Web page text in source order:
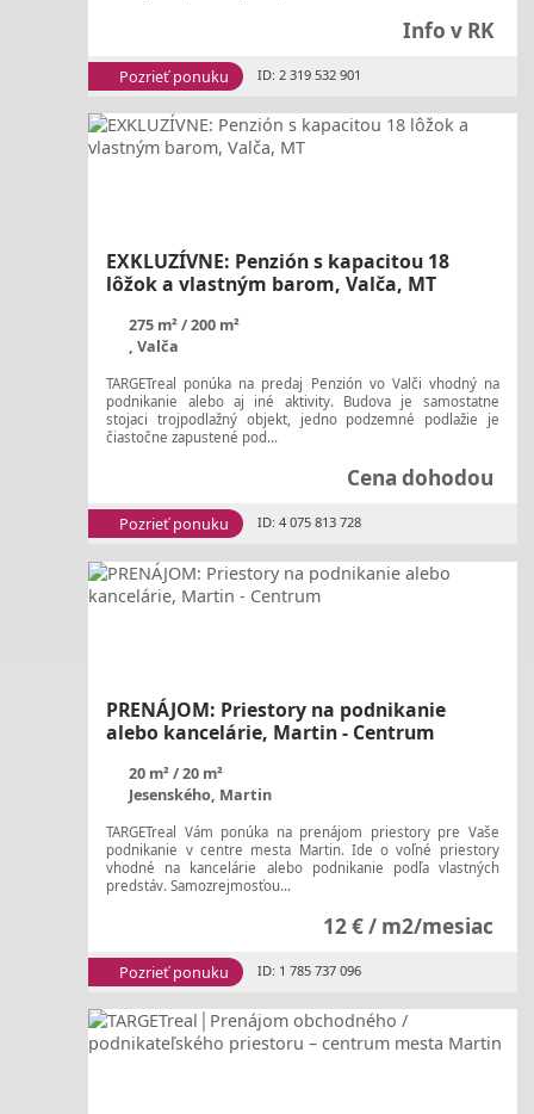
Info v RK
Pozrieť ponuku ID: 2 319 532 901
EXKLUZÍVNE: Penzión s kapacitou 18
lôžok a vlastným barom, Valča, MT
275 m²
200 m²
, Valča
TARGETreal ponúka na predaj Penzión vo Valči vhodný na
podnikanie alebo aj iné aktivity. Budova je samostatne
stojaci trojpodlažný objekt, jedno podzemné podlažie je
čiastočne zapustené pod...
Cena dohodou
Pozrieť ponuku ID: 4 075 813 728
PRENÁJOM: Priestory na podnikanie
alebo kancelárie, Martin - Centrum
20 m²
20 m²
Jesenského, Martin
TARGETreal Vám ponúka na prenájom priestory pre Vaše
podnikanie v centre mesta Martin. Ide o voľné priestory
vhodné na kancelárie alebo podnikanie podľa vlastných
predstáv. Samozrejmosťou...
12 € / m2/mesiac
Pozrieť ponuku ID: 1 785 737 096